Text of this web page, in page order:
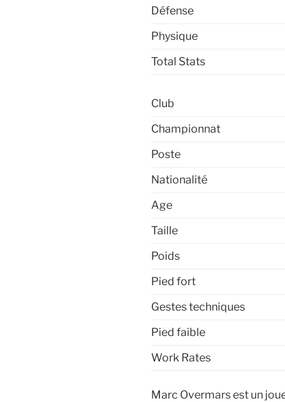
Défense
Physique
Total Stats
Club
Championnat
Poste
Nationalité
Age
Taille
Poids
Pied fort
Gestes techniques
Pied faible
Work Rates
Marc Overmars est un